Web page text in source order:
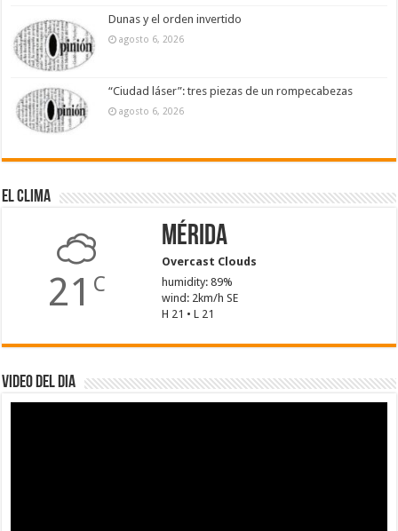
Dunas y el orden invertido
agosto 6, 2026
“Ciudad láser”: tres piezas de un rompecabezas
agosto 6, 2026
El Clima
21 C
Mérida
Overcast Clouds
humidity: 89%
wind: 2km/h SE
H 21 • L 21
Video del dia